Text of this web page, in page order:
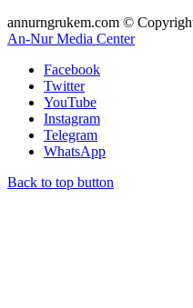
annurngrukem.com ©
An-Nur Media Center
Facebook
Twitter
YouTube
Instagram
Telegram
WhatsApp
Back to top button